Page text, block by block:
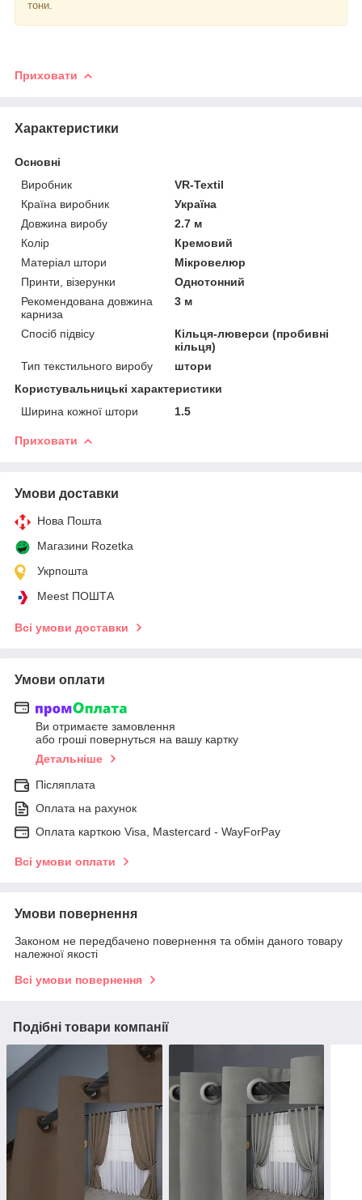
тони.
Приховати
Характеристики
Основні
Виробник
VR-Textil
Країна виробник
Україна
Довжина виробу
2.7 м
Колір
Кремовий
Матеріал штори
Мікровелюр
Принти, візерунки
Однотонний
Рекомендована довжина
карниза
3 м
Спосіб підвісу
Кільця-люверси (пробивні
кільця)
Тип текстильного виробу
штори
Користувальницькі характеристики
Ширина кожної штори
1.5
Приховати
Умови доставки
Нова Пошта
Магазини Rozetka
Укрпошта
Meest ПОШТА
Всі умови доставки
Умови оплати
Ви отримаєте замовлення
або гроші повернуться на вашу картку
Детальніше
Післяплата
Оплата на рахунок
Оплата карткою Visa, Mastercard - WayForPay
Всі умови оплати
Умови повернення
Законом не передбачено повернення та обмін даного товару
належної якості
Всі умови повернення
Подібні товари компанії